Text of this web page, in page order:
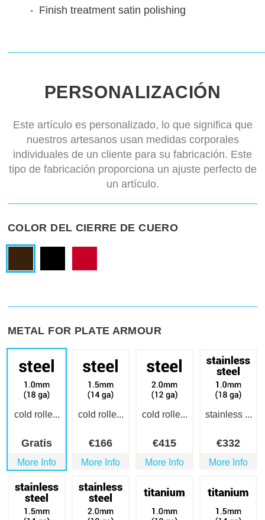
Finish treatment satin polishing
PERSONALIZACIÓN
Este artículo es personalizado, lo que significa que
nuestros artesanos usan medidas corporales
individuales de un cliente para su fabricación. Este
tipo de fabricación proporciona un ajuste perfecto de
un artículo.
COLOR DEL CIERRE DE CUERO
METAL FOR PLATE ARMOUR
cold rolle...
Gratis
More Info
cold rolle...
€166
More Info
cold rolle...
€415
More Info
stainless ...
€332
More Info